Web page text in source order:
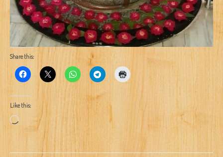
Share this:
Like this:
Loading…